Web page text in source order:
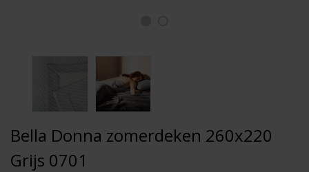
Bella Donna zomerdeken 260x220
Grijs 0701